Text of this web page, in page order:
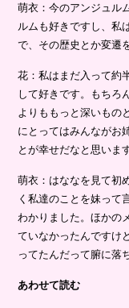
萌衣：今のアンジュル
ルムも好きですし、私
で、その歴史とか変遷
花：私はまだ入って約
して好きです。もちろ
よりももっと深いもの
にとってはみんながお
とが幸せだなと思います
萌衣：はななを見て初
く私達のことを妹って
わかりました。ほかの
ていなかったんですけ
ってたんだって腑に落
あわせて読む